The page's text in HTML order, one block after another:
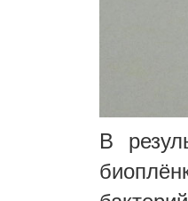
В